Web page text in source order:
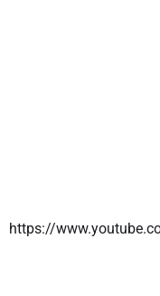
https://